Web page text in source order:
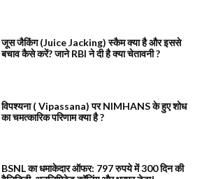
जूस जैकिंग (Juice Jacking) स्कैम क्या है और इससे
बचाव कैसे करें? जाने RBI ने दी है क्या चेतावनी ?
विपश्यना ( Vipassana) पर NIMHANS के हुए शोध
का चमत्कारिक परिणाम क्या है ?
BSNL का धमाकेदार ऑफर: 797 रुपये में 300 दिन की